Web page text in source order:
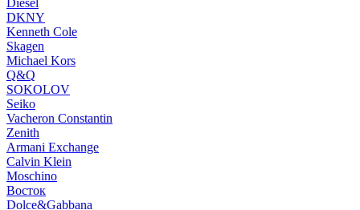
Diesel
DKNY
Kenneth Cole
Skagen
Michael Kors
Q&Q
SOKOLOV
Seiko
Vacheron Constantin
Zenith
Armani Exchange
Calvin Klein
Moschino
Восток
Dolce&Gabbana